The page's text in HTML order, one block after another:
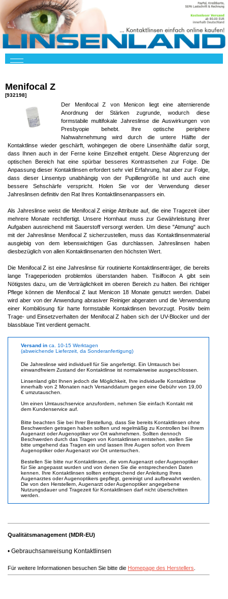
Menifocal Z
[932198]
Der Menifocal Z von Menicon liegt eine alternierende
Anordnung der Stärken zugrunde, wodurch diese
formstabile multifokale Jahreslinse die Auswirkungen von
Presbyopie behebt. Ihre optische periphere
Nahwahrnehmung wird durch die untere Hälfte der
Kontaktlinse wieder geschärft, wohingegen die obere Linsenhälfte dafür sorgt,
dass Ihnen auch in der Ferne keine Einzelheit entgeht. Diese Abgrenzung der
optischen Bereich hat eine spürbar besseres Kontrastsehen zur Folge. Die
Anpassung dieser Kontaktlinsen erfordert sehr viel Erfahrung, hat aber zur Folge,
dass dieser Linsentyp unabhängig von der Pupillengröße ist und auch eine
bessere Sehschärfe verspricht. Holen Sie vor der Verwendung dieser
Jahreslinsen definitiv den Rat Ihres Kontaktlinsenanpassers ein.
Als Jahreslinse weist die Menifocal Z einige Attribute auf, die eine Tragezeit über
mehrere Monate rechtfertigt. Unsere Hornhaut muss zur Gewährleistung ihrer
Aufgaben ausreichend mit Sauerstoff versorgt werden. Um diese "Atmung" auch
mit der Jahreslinse Menifocal Z sicherzustellen, muss das Kontaktlinsenmaterial
ausgiebig von dem lebenswichtigen Gas durchlassen. Jahreslinsen haben
diesbezüglich von allen Kontaktlinsenarten den höchsten Wert.
Die Menifocal Z ist eine Jahreslinse für routinierte Kontaktlinsenträger, die bereits
lange Trageperioden problemlos überstanden haben. Tisilfocon A gibt sein
Nötigstes dazu, um die Verträglichkeit im oberen Bereich zu halten. Bei richtiger
Pflege können die Menifocal Z laut Menicon 18 Monate genutzt werden. Dabei
wird aber von der Anwendung abrasiver Reiniger abgeraten und die Verwendung
einer Kombilösung für harte formstabile Kontaktlinsen bevorzugt. Positiv beim
Trage- und Einsetzverhalten der Menifocal Z haben sich der UV-Blocker und der
blassblaue Tint verdient gemacht.
Versand in ca. 10-15 Werktagen
(abweichende Lieferzeit, da Sonderanfertigung)
Die Jahreslinse wird individuell für Sie angefertigt. Ein Umtausch bei
einwandfreiem Zustand der Kontaktlinse ist normalerweise ausgeschlossen.
Linsenland gibt Ihnen jedoch die Möglichkeit, Ihre individuelle Kontaktlinse
innerhalb von 2 Monaten nach Versanddatum gegen eine Gebühr von 19,00
€ umzutauschen.
Um einen Umtauschservice anzufordern, nehmen Sie einfach Kontakt mit
dem Kundenservice auf.
Bitte beachten Sie bei Ihrer Bestellung, dass Sie bereits Kontaktlinsen ohne
Beschwerden getragen haben sollten und regelmäßig zu Kontrollen bei Ihrem
Augenarzt oder Augenoptiker vor Ort wahrnehmen. Sollten dennoch
Beschwerden durch das Tragen von Kontaktlinsen entstehen, stellen Sie
bitte umgehend das Tragen ein und lassen Ihre Augen sofort von Ihrem
Augenoptiker oder Augenarzt vor Ort untersuchen.
Bestellen Sie bitte nur Kontaktlinsen, die vom Augenarzt oder Augenoptiker
für Sie angepasst wurden und von denen Sie die entsprechenden Daten
kennen. Ihre Kontaktlinsen sollten entsprechend der Anleitung Ihres
Augenarztes oder Augenoptikers gepflegt, gereinigt und aufbewahrt werden.
Die von den Herstellern, Augenarzt oder Augenoptiker angegebene
Nutzungsdauer und Tragezeit für Kontaktlinsen darf nicht überschritten
werden.
Qualitätsmanagement (MDR-EU)
• Gebrauchsanweisung Kontaktlinsen
Für weitere Informationen besuchen Sie bitte die Homepage des Herstellers